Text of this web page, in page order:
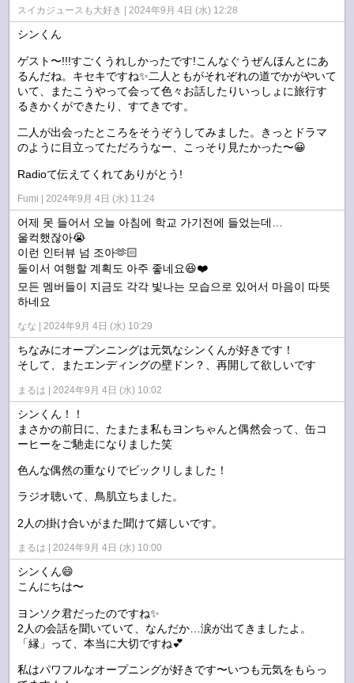
スイカジュースも大好き 2024年9月 4日 (水) 12:28
シンくん
ゲスト〜!!!すごくうれしかったです!こんなぐうぜんほんとにあ
るんだね。キセキですね✨️二人ともがそれぞれの道でかがやいて
いて、またこうやって会って色々お話したりいっしょに旅行す
るきかくができたり、すてきです。
二人が出会ったところをそうぞうしてみました。きっとドラマ
のように目立ってただろうなー、こっそり見たかった〜😀
Radioて伝えてくれてありがとう!
Fumi 2024年9月 4日 (水) 11:24
어제 못 들어서 오늘 아침에 학교 가기전에 들었는데…
울컥했잖아😭
이런 인터뷰 넘 조아🫶🏻
둘이서 여행할 계획도 아주 좋네요😆❤️
모든 멤버들이 지금도 각각 빛나는 모습으로 있어서 마음이 따뜻
하네요
なな 2024年9月 4日 (水) 10:29
ちなみにオープンニングは元気なシンくんが好きです！
そして、またエンディングの壁ドン？、再開して欲しいです
まるは 2024年9月 4日 (水) 10:02
シンくん！！
まさかの前日に、たまたま私もヨンちゃんと偶然会って、缶コ
ーヒーをご馳走になりました笑
色んな偶然の重なりでビックリしました！
ラジオ聴いて、鳥肌立ちました。
2人の掛け合いがまた聞けて嬉しいです。
まるは 2024年9月 4日 (水) 10:00
シンくん😄
こんにちは〜
ヨンソク君だったのですね✨
2人の会話を聞いていて、なんだか…涙が出てきましたよ。
「縁」って、本当に大切ですね💕
私はパワフルなオープニングが好きです〜いつも元気をもらっ